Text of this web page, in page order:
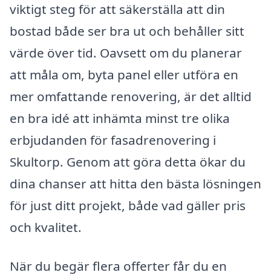
viktigt steg för att säkerställa att din
bostad både ser bra ut och behåller sitt
värde över tid. Oavsett om du planerar
att måla om, byta panel eller utföra en
mer omfattande renovering, är det alltid
en bra idé att inhämta minst tre olika
erbjudanden för fasadrenovering i
Skultorp. Genom att göra detta ökar du
dina chanser att hitta den bästa lösningen
för just ditt projekt, både vad gäller pris
och kvalitet.
När du begär flera offerter får du en